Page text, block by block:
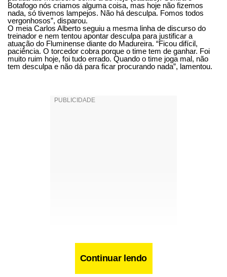
Botafogo nós criamos alguma coisa, mas hoje não fizemos
nada, só tivemos lampejos. Não há desculpa. Fomos todos
vergonhosos”, disparou.
O meia Carlos Alberto seguiu a mesma linha de discurso do
treinador e nem tentou apontar desculpa para justificar a
atuação do Fluminense diante do Madureira. “Ficou difícil,
paciência. O torcedor cobra porque o time tem de ganhar. Foi
muito ruim hoje, foi tudo errado. Quando o time joga mal, não
tem desculpa e não dá para ficar procurando nada”, lamentou.
Continuar lendo